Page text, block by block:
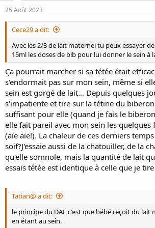
facile de la positionner, mais la prise du sein
Papi lui a acheté une tétine car plus facile pour
s'endormir, mais je ne pense pas qu'elle y soit
est toujours capable de s'endormir après un
Est-ce que c'est la raison pour laquelle bébé
J'ajoute aussi que j'essaie la position biological
n'est pas concluant. La prise du sein reste
mamelon et pas de l'aréole, malgré la
le mamelon de bébé, la laisser coller son
ouvrir grand la bouche, puis placer le mamelon
du sandwich ( pincer le sein pour faire rentrer
l'impression qu'elle n'ouvre pas assez grand la
permettre au mamelon d'aller jusqu'au fond du
25 Août 2023
Cece29 a dit:
Avec les 2/3 de lait maternel tu peux essayer
15ml les doses de bib pour lui donner le sein à
Ça pourrait marcher si sa tétée était
s'endormait pas sur mon sein, même si
sein est gorgé de lait... Depuis quelques
s'impatiente et tire sur la tétine du
suffisant pour elle (quand je fais le
elle fait pareil avec mon sein les quelques
(aïe aïe!). La chaleur de ces derniers
soif?J'essaie aussi de la chatouiller, de la
qu'elle somnole, mais la quantité de lait
essais tétée est identique à celle que je
Tatian@ a dit:
le principe du DAL c'est que bébé reçoit du lait
en étant au sein.